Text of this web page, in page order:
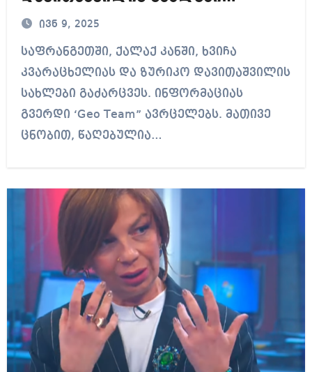
გაძარცვეს
ივნ 9, 2025
საფრანგეთში, ქალაქ კანში, ხვიჩა
კვარაცხელიას და ზურიკო დავითაშვილის
სახლები გაძარცვეს. ინფორმაციას
გვერდი ‘Geo Team” ავრცელებს. მათივე
ცნობით, წაღებულია…